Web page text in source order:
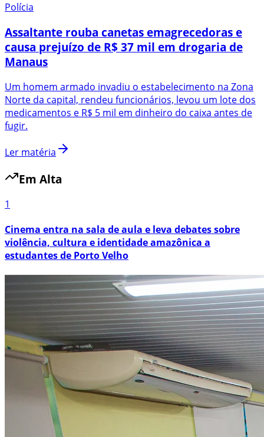
Polícia
Assaltante rouba canetas emagrecedoras e
causa prejuízo de R$ 37 mil em drogaria de
Manaus
Um homem armado invadiu o estabelecimento na Zona
Norte da capital, rendeu funcionários, levou um lote dos
medicamentos e R$ 5 mil em dinheiro do caixa antes de
fugir.
Ler matéria
Em Alta
1
Cinema entra na sala de aula e leva debates sobre
violência, cultura e identidade amazônica a
estudantes de Porto Velho